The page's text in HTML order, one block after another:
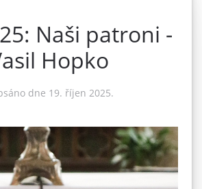
Naši patroni -
Hopko
dne 19. říjen 2025.